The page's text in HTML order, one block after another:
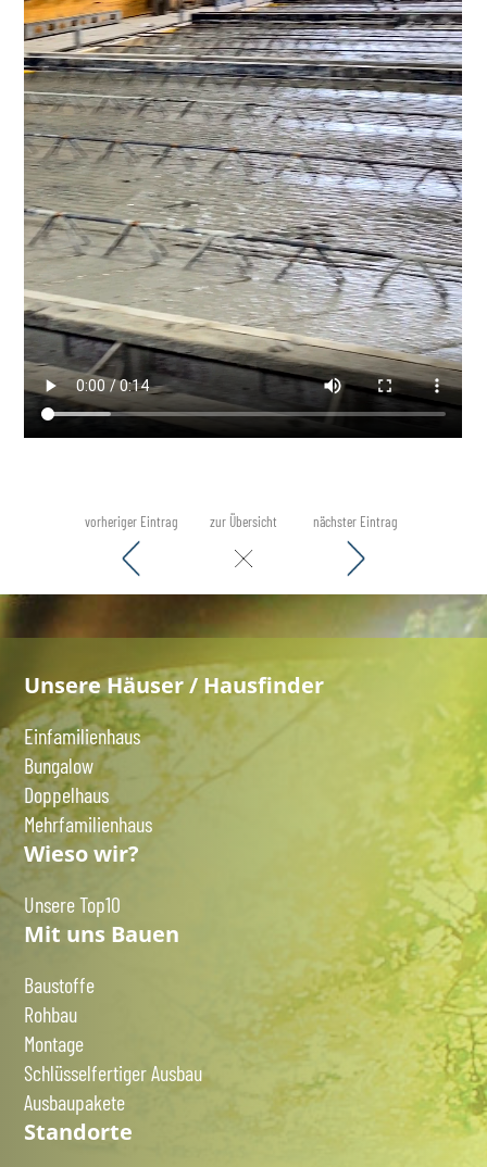
vorheriger Eintrag zur Übersicht nächster Eintrag
Unsere Häuser / Hausfinder
Einfamilienhaus
Bungalow
Doppelhaus
Mehrfamilienhaus
Wieso wir?
Unsere Top10
Mit uns Bauen
Baustoffe
Rohbau
Montage
Schlüsselfertiger Ausbau
Ausbaupakete
Standorte